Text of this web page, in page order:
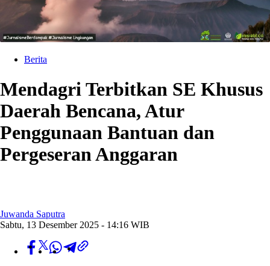
Berita
Mendagri Terbitkan SE Khusus
Daerah Bencana, Atur
Penggunaan Bantuan dan
Pergeseran Anggaran
Juwanda Saputra
Sabtu, 13 Desember 2025 - 14:16 WIB